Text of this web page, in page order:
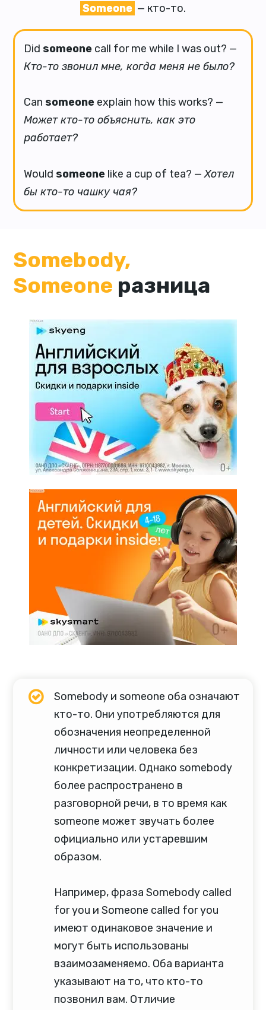
Someone — кто-то.
Didsomeone call for me while I was out? —
Кто-то звонил мне, когда меня не было?
Cansomeone explain how this works? —
Может кто-то объяснить, как это
работает?
Wouldsomeone like a cup of tea? —Хотел
бы кто-то чашку чая?
Somebody,
Someone разница
Somebody и someone оба означают
кто-то. Они употребляются для
обозначения неопределенной
личности или человека без
конкретизации. Однако somebody
более распространено в
разговорной речи, в то время как
someone может звучать более
официально или устаревшим
образом.
Например, фраза Somebody called
for you и Someone called for you
имеют одинаковое значение и
могут быть использованы
взаимозаменяемо. Оба варианта
указывают на то, что кто-то
позвонил вам. Отличие